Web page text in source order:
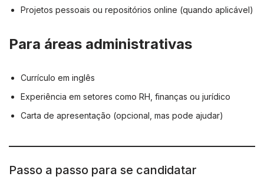
Projetos pessoais ou repositórios online (quando aplicável)
Para áreas administrativas
Currículo em inglês
Experiência em setores como RH, finanças ou jurídico
Carta de apresentação (opcional, mas pode ajudar)
Passo a passo para se candidatar